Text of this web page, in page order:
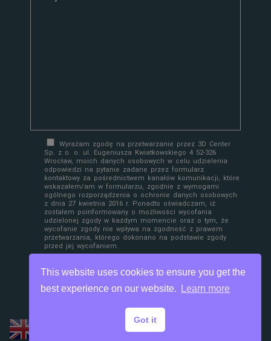
This website uses cookies to ensure you get the
best experience on our website.
Learn more
Got it
Wyrażam zgodę na przetwarzanie przez 3D Center
Sp. z o. o. ul. Eugeniusza Kwiatkowskiego 4 52-326
Wrocław, moich danych osobowych w celu udzielenia
odpowiedzi na pytanie zadane przez formularz
kontaktowy za pośrednictwem kanałów komunikacji, które
wskazałem/am w formularzu, zgodnie z wymogami
ogólnego rozporządzenia o ochronie danych osobowych
z dnia 27 kwietnia 2016 r. Ponadto oświadczam, iż
zostałem poinformowany o możliwości wycofania
udzielonej zgody w każdym momencie oraz o tym, że
wycofanie zgody nie wpływa na zgodność z prawem
przetwarzania, którego dokonano na podstawie zgody
przed jej wycofaniem.